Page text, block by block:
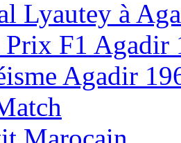
Lyautey à
Prix F1 Agadir
Agadir